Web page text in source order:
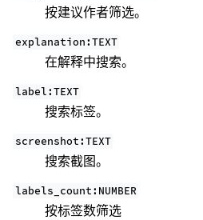
按建议作者筛选。
explanation:TEXT
在解释中搜索。
label:TEXT
搜索标签。
screenshot:TEXT
搜索截图。
labels_count:NUMBER
按标签数筛选